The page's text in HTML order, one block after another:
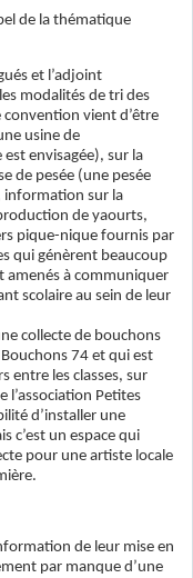
de la thématique
et l’adjoint
modalités de tri des
vient d’être
usine de
envisagée), sur la
de pesée (une pesée
information sur la
de yaourts,
pique-nique fournis par
qui génèrent beaucoup
amenés à communiquer
scolaire au sein de leur
collecte de bouchons
74 et qui est
entre les classes, sur
l’association Petites
d’installer une
c’est un espace qui
pour une artiste locale
de leur mise en
par manque d’une